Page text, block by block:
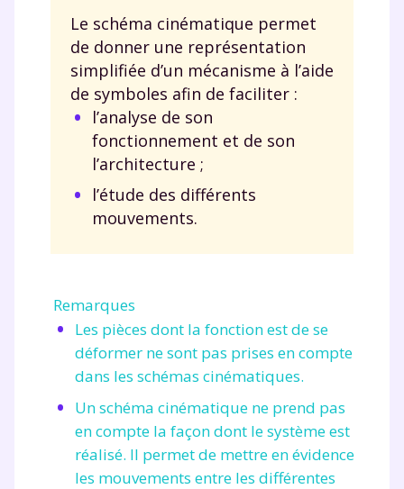
Le schéma cinématique permet
de donner une représentation
simplifiée d’un mécanisme à l’aide
de symboles afin de faciliter :
l’analyse de son
fonctionnement et de son
l’architecture ;
l’étude des différents
mouvements.
Remarques
Les pièces dont la fonction est de se
déformer ne sont pas prises en compte
dans les schémas cinématiques.
Un schéma cinématique ne prend pas
en compte la façon dont le système est
réalisé. Il permet de mettre en évidence
les mouvements entre les différentes